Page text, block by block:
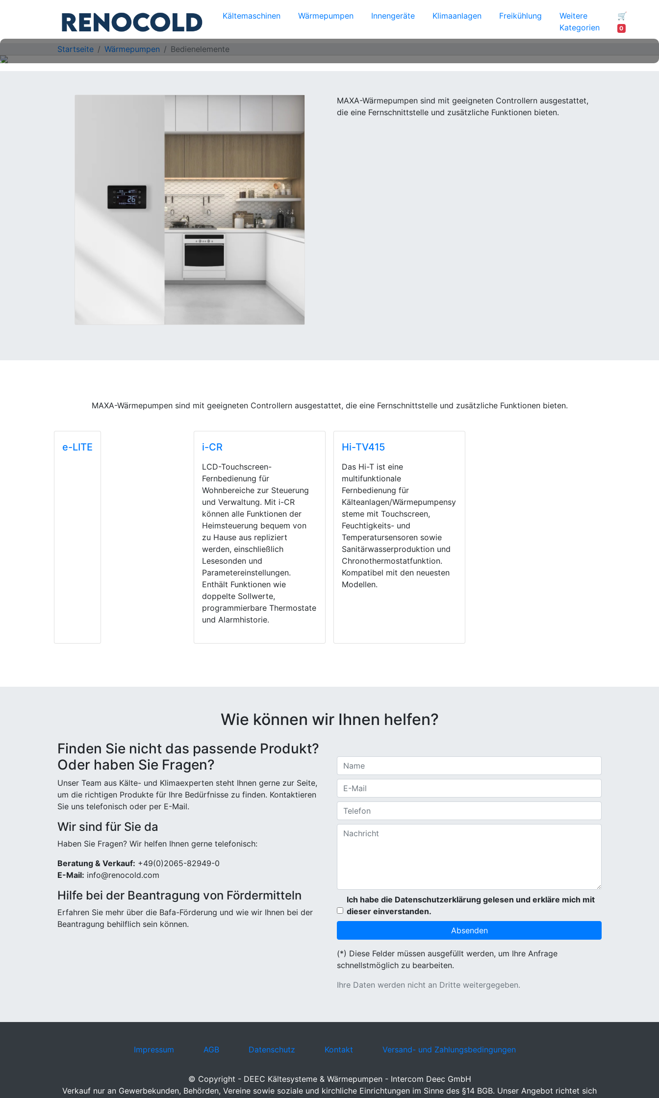
Kältemaschinen Wärmepumpen Innengeräte Klimaanlagen Freikühlung
Weitere
Kategorien
🛒
0
Startseite Wärmepumpen Bedienelemente
MAXA-Wärmepumpen sind mit geeigneten Controllern ausgestattet,
die eine Fernschnittstelle und zusätzliche Funktionen bieten.
MAXA-Wärmepumpen sind mit geeigneten Controllern ausgestattet, die eine Fernschnittstelle und zusätzliche Funktionen bieten.
e-LITE i-CR
LCD-Touchscreen-
Fernbedienung für
Wohnbereiche zur Steuerung
und Verwaltung. Mit i-CR
können alle Funktionen der
Heimsteuerung bequem von
zu Hause aus repliziert
werden, einschließlich
Lesesonden und
Parametereinstellungen.
Enthält Funktionen wie
doppelte Sollwerte,
programmierbare Thermostate
und Alarmhistorie.
Hi-TV415
Das Hi-T ist eine
multifunktionale
Fernbedienung für
Kälteanlagen/Wärmepumpensy
steme mit Touchscreen,
Feuchtigkeits- und
Temperatursensoren sowie
Sanitärwasserproduktion und
Chronothermostatfunktion.
Kompatibel mit den neuesten
Modellen.
Wie können wir Ihnen helfen?
Finden Sie nicht das passende Produkt?
Oder haben Sie Fragen?
Unser Team aus Kälte- und Klimaexperten steht Ihnen gerne zur Seite,
um die richtigen Produkte für Ihre Bedürfnisse zu finden. Kontaktieren
Sie uns telefonisch oder per E-Mail.
Wir sind für Sie da
Haben Sie Fragen? Wir helfen Ihnen gerne telefonisch:
Beratung & Verkauf: +49(0)2065-82949-0
E-Mail: info@renocold.com
Hilfe bei der Beantragung von Fördermitteln
Erfahren Sie mehr über die Bafa-Förderung und wie wir Ihnen bei der
Beantragung behilflich sein können.
Ich habe die Datenschutzerklärung gelesen und erkläre mich mit
dieser einverstanden.
(*) Diese Felder müssen ausgefüllt werden, um Ihre Anfrage
schnellstmöglich zu bearbeiten.
Ihre Daten werden nicht an Dritte weitergegeben.
Impressum AGB Datenschutz Kontakt Versand- und Zahlungsbedingungen
© Copyright - DEEC Kältesysteme & Wärmepumpen - Intercom Deec GmbH
Verkauf nur an Gewerbekunden, Behörden, Vereine sowie soziale und kirchliche Einrichtungen im Sinne des §14 BGB. Unser Angebot richtet sich